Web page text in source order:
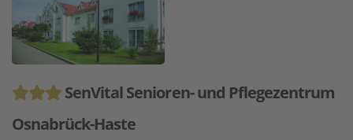
SenVital Senioren- und Pflegezentrum
Osnabrück-Haste